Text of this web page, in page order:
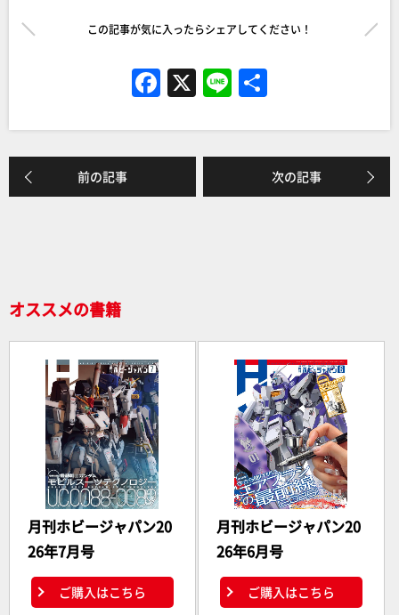
この記事が気に入ったらシェアしてください！
F
a
c
e
b
X Li
n
e
前の記事 次の記事
オススメの書籍
月刊ホビージャパン20
26年7月号
ご購入はこちら
月刊ホビージャパン20
26年6月号
ご購入はこちら